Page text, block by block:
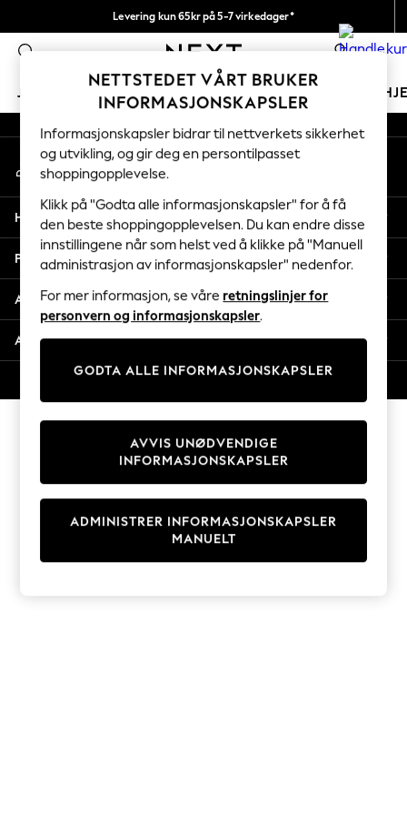
Levering kun 65kr på 5-7 virkedager*
Vi betaler alle tollavgifter 0
JENTER GUTTER BABY KVINNER
GIRLS
New In
50 - 92cm
98 - 110cm
116 - 134cm
140 - 174cm
Trending: Top & Short Sets
Trending: Clogs
Toy Story
THE SET
Coats & Jackets
Sweatshirts & Hoodies
Knitwear
Cardigans
Dresses
Sets & Outfits
T-Shirts
An error occurred on client
Våre sosiale nettverk
Min konto
Logg inn på kontoen din
Hjelp
Personvern & Juridisk
Avdelinger
Andre tjenester
NETTSTEDET VÅRT BRUKER
INFORMASJONSKAPSLER
Informasjonskapsler bidrar til nettverkets sikkerhet
og utvikling, og gir deg en persontilpasset
shoppingopplevelse.
Klikk på "Godta alle informasjonskapsler" for å få
den beste shoppingopplevelsen. Du kan endre disse
innstillingene når som helst ved å klikke på "Manuell
administrasjon av informasjonskapsler" nedenfor.
For mer informasjon, se våre retningslinjer for
personvern og informasjonskapsler.
GODTA ALLE INFORMASJONSKAPSLER
ADMINISTRER INFORMASJONSKAPSLER
MANUELT
AVVIS UNØDVENDIGE
INFORMASJONSKAPSLER